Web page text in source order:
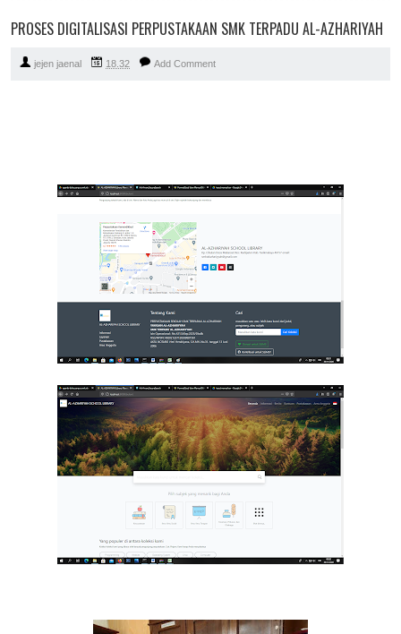
PROSES DIGITALISASI PERPUSTAKAAN SMK TERPADU AL-AZHARIYAH
jejen jaenal 18.32 Add Comment